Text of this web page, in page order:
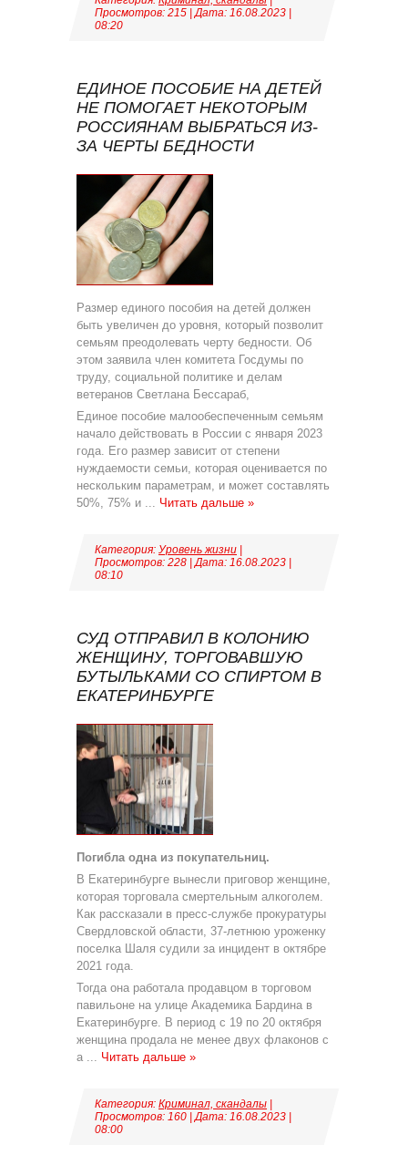
Просмотров: 215 | Дата: 16.08.2023
08:20
ЕДИНОЕ ПОСОБИЕ НА ДЕТЕЙ
НЕ ПОМОГАЕТ НЕКОТОРЫМ
РОССИЯНАМ ВЫБРАТЬСЯ ИЗ-
ЗА ЧЕРТЫ БЕДНОСТИ
Размер единого пособия на детей должен
быть увеличен до уровня, который позволит
семьям преодолевать черту бедности. Об
этом заявила член комитета Госдумы по
труду, социальной политике и делам
ветеранов Светлана Бессараб,
Единое пособие малообеспеченным семьям
начало действовать в России с января 2023
года. Его размер зависит от степени
нуждаемости семьи, которая оценивается по
нескольким параметрам, и может составлять
50%, 75% и ... Читать дальше »
Категория: Уровень жизни
Просмотров: 228 | Дата: 16.08.2023
08:10
СУД ОТПРАВИЛ В КОЛОНИЮ
ЖЕНЩИНУ, ТОРГОВАВШУЮ
БУТЫЛЬКАМИ СО СПИРТОМ В
ЕКАТЕРИНБУРГЕ
Погибла одна из покупательниц.
В Екатеринбурге вынесли приговор женщине,
которая торговала смертельным алкоголем.
Как рассказали в пресс-службе прокуратуры
Свердловской области, 37-летнюю уроженку
поселка Шаля судили за инцидент в октябре
2021 года.
Тогда она работала продавцом в торговом
павильоне на улице Академика Бардина в
Екатеринбурге. В период с 19 по 20 октября
женщина продала не менее двух флаконов с
а ... Читать дальше »
Категория: Криминал, скандалы
Просмотров: 160 | Дата: 16.08.2023
08:00